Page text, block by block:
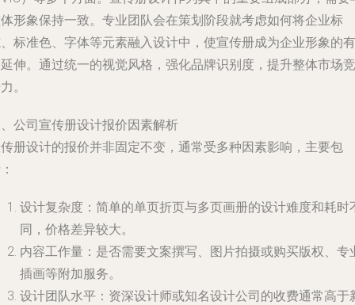
形象保持一致。专业团队会在策划阶段就考虑如何将企业标
标准色、字体等元素融入设计中，使宣传册成为企业形象的有
伸。通过统一的视觉风格，强化品牌识别度，提升整体市场竞
。
公司宣传册设计报价因素解析
册设计的报价并非固定不变，通常受多种因素影响，主要包
设计复杂度 ：简单的单页折页与多页画册的设计难度和耗时
同，价格差异较大。
内容工作量 ：是否需要文案撰写、图片拍摄或购买版权、专
插画等附加服务。
设计团队水平 ：资深设计师或知名设计公司的收费通常高于